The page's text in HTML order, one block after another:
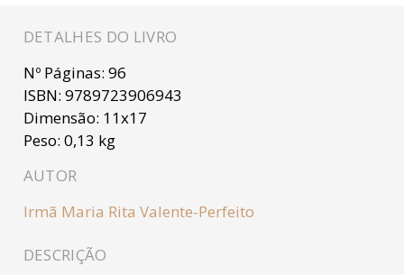
DETALHES DO LIVRO
Nº Páginas: 96
ISBN: 9789723906943
Dimensão: 11x17
Peso: 0,13 kg
AUTOR
Irmã Maria Rita Valente-Perfeito
DESCRIÇÃO